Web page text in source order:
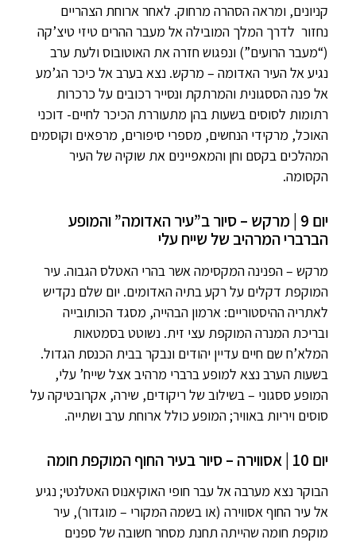
קניונים, ומראה הסהרה מרחוק. לאחר ארוחת הצהריים
נחזור לדרך המלך המובילה אל מעבר ההרים טיזי טיצ’קה
(“מעבר הרועים”) ונפגוש חזרה את האוטובוס ולעת ערב
נגיע אל העיר האדומה – מרקש. נצא בערב אל כיכר הג’מע
אל פנה הססגונית והמרתקת ונסייר רכובים על כרכרות
רתומות לסוסים בשעות בהן מתעוררת הכיכר לחיים- דוכני
האוכל, מרקידי הנחשים, מספרי סיפורים, מרפאים וקוסמים
המהלכים בקסם וחן והמאפיינים את שוקיה של העיר
הקסומה.
יום 9 | מרקש – סיור ב”עיר האדומה” והמופע
הברברי המרהיב של שייח עלי
מרקש – הפנינה המקסימה אשר בהרי האטלס הגבוה. עיר
המוקפת דקלים על רקע בתיה האדומים. יום שלם נקדיש
לאתריה ההיסטוריים: ארמון הבהייה, מסגד הכותובייה
ובריכת המנרה המוקפת עצי זית. נשוטט בסמטאות
המלא’ח שם חיים עדיין יהודים ונבקר בבית הכנסת הגדול.
בשעות הערב נצא למופע ברברי מרהיב אצל שייח’ עלי,
המופע ססגוני – בשילוב של ריקודים, שירה, אקרובטיקה על
סוסים ויריות באוויר; המופע כולל ארוחת ערב ושתייה.
יום 10 | אסווירה – סיור בעיר החוף המוקפת חומה
הבוקר נצא מערבה אל עבר חופי האוקיאנוס האטלנטי; נגיע
אל עיר החוף אסווירה (או בשמה המקורי – מוגדור), עיר
מוקפת חומה שהייתה תחנת מסחר חשובה של ספנים